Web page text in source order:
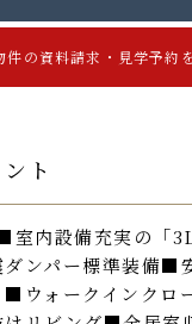
ト
室内設備充実の「
ンパー標準装備■
■ウォークインクロ